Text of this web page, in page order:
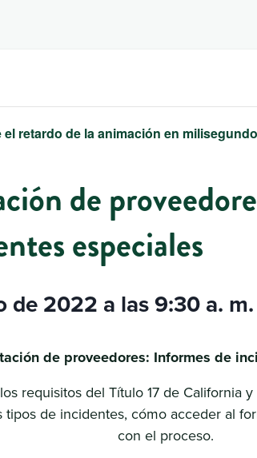
el retardo de la animación en
de
especiales
de 2022 a las 9:30 a. m.
de proveedores: Informes de
requisitos del Título 17 de California
tipos de incidentes, cómo acceder al
con el proceso.